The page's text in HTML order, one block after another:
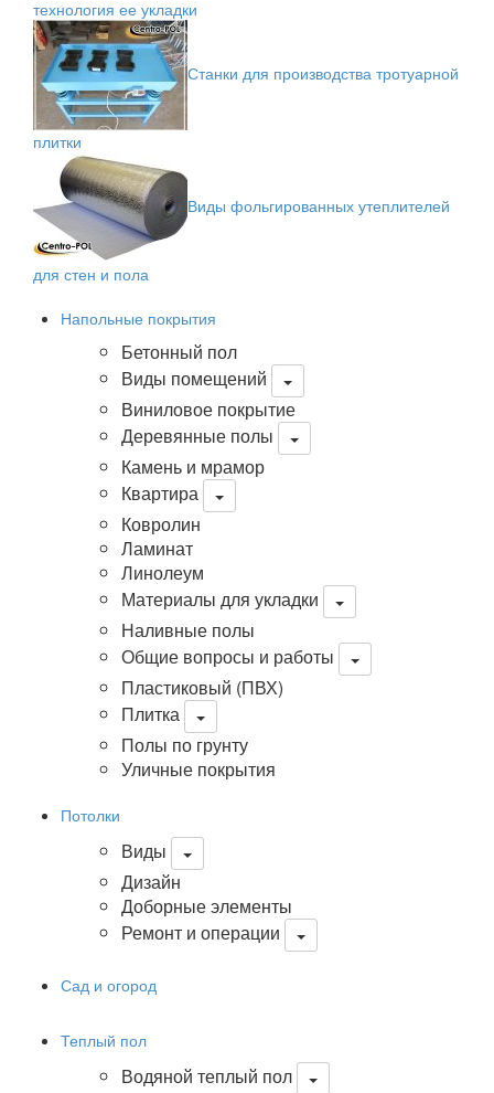
технология ее укладки
Станки для производства тротуарной
плитки
Виды фольгированных утеплителей
для стен и пола
Напольные покрытия
Бетонный пол
Виды помещений
Виниловое покрытие
Деревянные полы
Камень и мрамор
Квартира
Ковролин
Ламинат
Линолеум
Материалы для укладки
Наливные полы
Общие вопросы и работы
Пластиковый (ПВХ)
Плитка
Полы по грунту
Уличные покрытия
Потолки
Виды
Дизайн
Доборные элементы
Ремонт и операции
Сад и огород
Теплый пол
Водяной теплый пол